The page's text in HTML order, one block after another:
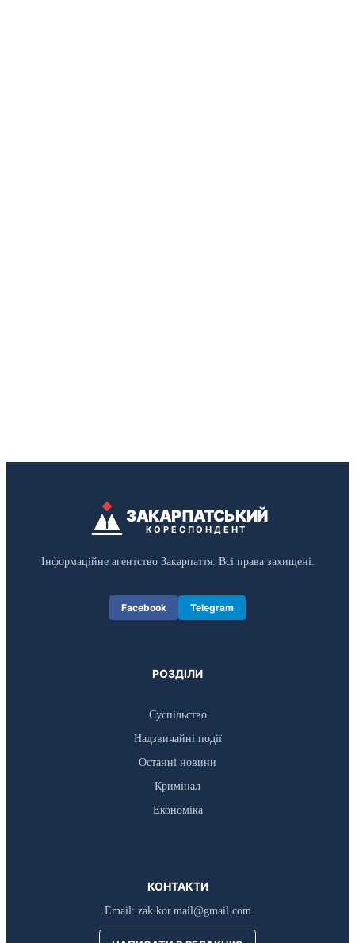
ЗАКАРПАТСЬКИЙ
КОРЕСПОНДЕНТ
Інформаційне агентство Закарпаття. Всі права захищені.
Facebook Telegram
РОЗДІЛИ
Суспільство
Надзвичайні події
Останні новини
Кримінал
Економіка
КОНТАКТИ
Email: zak.kor.mail@gmail.com